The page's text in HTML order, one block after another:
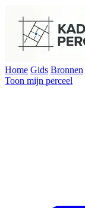
Home Gids Bronnen
Toon mijn perceel